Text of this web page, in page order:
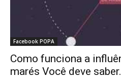
Facebook POPA
Como funciona a
marés Você deve